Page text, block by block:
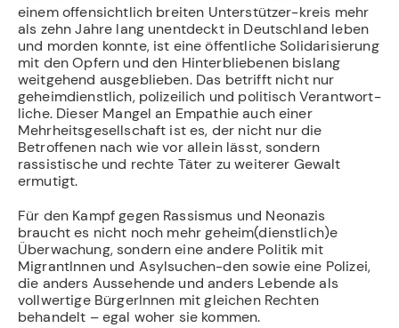
einem offensichtlich breiten Unterstützer-kreis mehr
als zehn Jahre lang unentdeckt in Deutschland leben
und morden konnte, ist eine öffentliche Solidarisierung
mit den Opfern und den Hinterbliebenen bislang
weitgehend ausgeblieben. Das betrifft nicht nur
geheimdienstlich, polizeilich und politisch Verantwort-
liche. Dieser Mangel an Empathie auch einer
Mehrheitsgesellschaft ist es, der nicht nur die
Betroffenen nach wie vor allein lässt, sondern
rassistische und rechte Täter zu weiterer Gewalt
ermutigt.
Für den Kampf gegen Rassismus und Neonazis
braucht es nicht noch mehr geheim(dienstlich)e
Überwachung, sondern eine andere Politik mit
MigrantInnen und Asylsuchen-den sowie eine Polizei,
die anders Aussehende und anders Lebende als
vollwertige BürgerInnen mit gleichen Rechten
behandelt – egal woher sie kommen.